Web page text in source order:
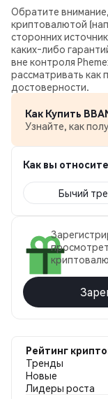
Обратите
криптовалютой
сторонних
каких‑либо
вне контроля
рассматривать
достоверности.
Как Купить
Узнайте, как
Как вы
Бычий
Рейтинг
Тренды
Новые
Лидеры роста